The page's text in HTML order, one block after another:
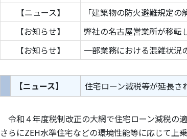
【ニュース】
「建築物の防火避難規定
【お知らせ】
弊社の名古屋営業所が移転
【お知らせ】
一部業務における混雑状況
【ニュース】 住宅ローン減税等が延長さ
令和４年度税制改正の大網で住宅ローン減税の
さらにZEH水準住宅などの環境性能等に応じて上